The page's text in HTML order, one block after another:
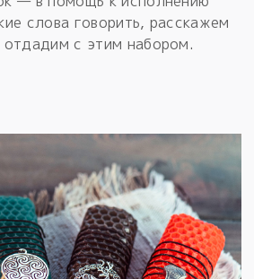
слова говорить, расскажем
с этим набором.